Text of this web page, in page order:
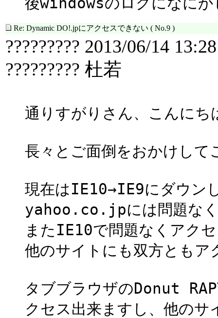
Re: Dynamic DO!.jpにアクセスできない ( No.9 )
????????? 2013/06/14 13:28
????????? 杜若
通りすがりさん、こんにち
長々とご面倒をおかけして
現在はIE10→IE9にダウン
yahoo.co.jpには問題なく
またIE10で問題なくアク
他のサイトにも双方ともア
タブブラウザのDonut
クセス出来ますし、他の